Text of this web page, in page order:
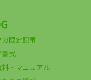
ガ限定記事
書式
・マニュアル